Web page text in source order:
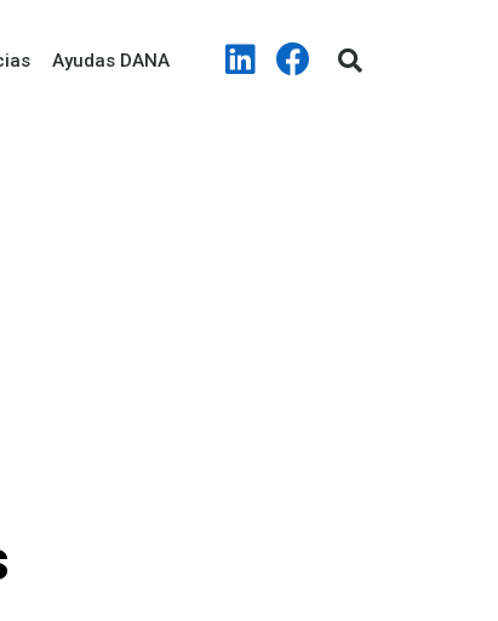
Ayudas DANA